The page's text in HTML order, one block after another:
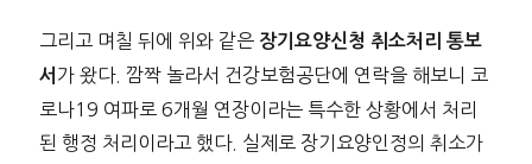
그리고 며칠 뒤에 위와 같은 장기요양신청 취소처리 통보
서 가 왔다. 깜짝 놀라서 건강보험공단에 연락을 해보니 코
로나19 여파로 6개월 연장이라는 특수한 상황에서 처리
된 행정 처리이라고 했다. 실제로 장기요양인정의 취소가